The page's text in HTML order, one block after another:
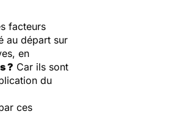
facteurs
au départ sur
en
? Car ils sont
du
ces